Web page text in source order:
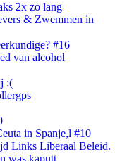
2x zo lang
& Zwemmen in
#16
van alcohol
:(
in Spanje,l #10
Links Liberaal Beleid.
was kaputt